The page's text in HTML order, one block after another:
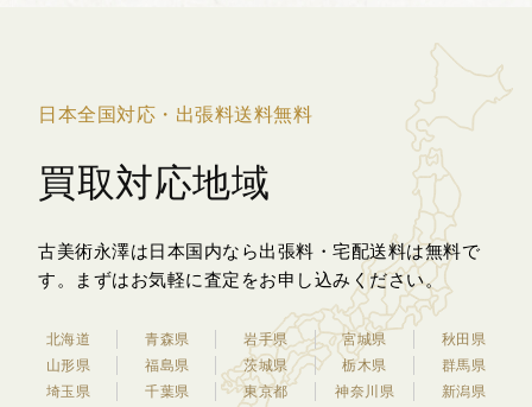
日本全国対応・出張料送料無料
買取対応地域
古美術永澤は日本国内なら出張料・宅配送料は無料で
す。
まずはお気軽に査定をお申し込みください。
北海道 青森県 岩手県 宮城県
秋田県
山形県
福島県 茨城県 栃木県
群馬県
埼玉県
千葉県 東京都 神奈川県
新潟県